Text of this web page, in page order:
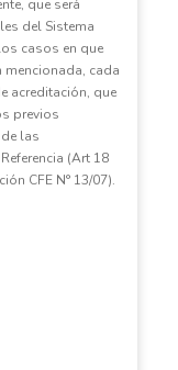
que será
del Sistema
casos en que
mencionada, cada
acreditación, que
previos
las
(Art 18
CFE N° 13/07).